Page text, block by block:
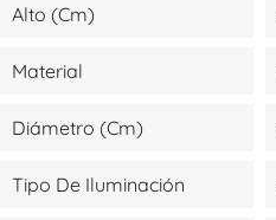
Alto (cm)
Material
Diámetro (cm)
Tipo De Iluminación